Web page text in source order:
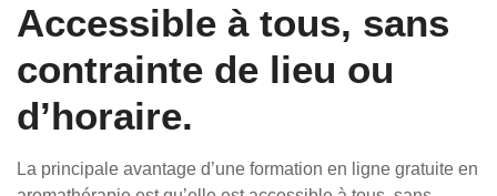
Accessible à tous, sans
contrainte de lieu ou
d’horaire.
La principale avantage d’une formation en ligne gratuite en